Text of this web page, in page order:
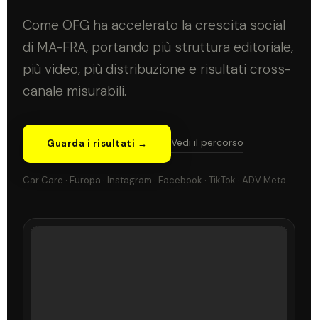
Come OFG ha accelerato la crescita social
di MA-FRA, portando più struttura editoriale,
più video, più distribuzione e risultati cross-
canale misurabili.
Guarda i risultati → Vedi il percorso
Car Care · Europa · Instagram · Facebook · TikTok · ADV Meta